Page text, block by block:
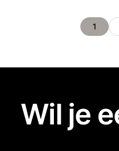
1
Wil je